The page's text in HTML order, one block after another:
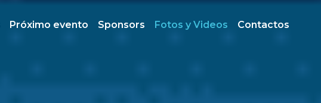
Próximo evento Sponsors Fotos y Videos Contactos